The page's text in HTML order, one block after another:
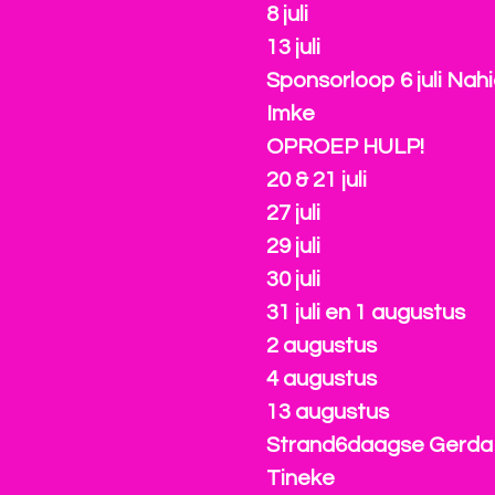
8 juli
13 juli
Sponsorloop 6 juli
Imke
OPROEP HULP!
20 & 21 juli
27 juli
29 juli
30 juli
31 juli en 1 augustus
2 augustus
4 augustus
13 augustus
Strand6daagse
Tineke